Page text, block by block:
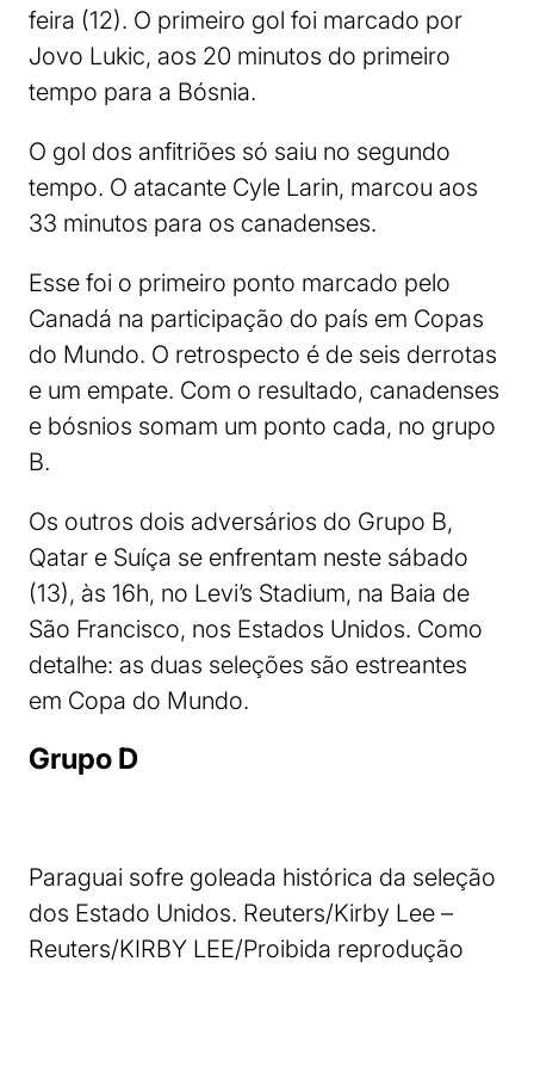
feira (12). O primeiro gol foi marcado por
Jovo Lukic, aos 20 minutos do primeiro
tempo para a Bósnia.
O gol dos anfitriões só saiu no segundo
tempo. O atacante Cyle Larin, marcou aos
33 minutos para os canadenses.
Esse foi o primeiro ponto marcado pelo
Canadá na participação do país em Copas
do Mundo. O retrospecto é de seis derrotas
e um empate. Com o resultado, canadenses
e bósnios somam um ponto cada, no grupo
B.
Os outros dois adversários do Grupo B,
Qatar e Suíça se enfrentam neste sábado
(13), às 16h, no Levi’s Stadium, na Baia de
São Francisco, nos Estados Unidos. Como
detalhe: as duas seleções são estreantes
em Copa do Mundo.
Grupo D
Paraguai sofre goleada histórica da seleção
dos Estado Unidos. Reuters/Kirby Lee –
Reuters/KIRBY LEE/Proibida reprodução